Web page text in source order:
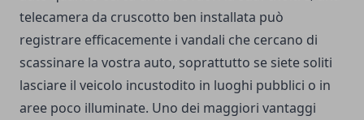
telecamera da cruscotto ben installata può
registrare efficacemente i vandali che cercano di
scassinare la vostra auto, soprattutto se siete soliti
lasciare il veicolo incustodito in luoghi pubblici o in
aree poco illuminate. Uno dei maggiori vantaggi